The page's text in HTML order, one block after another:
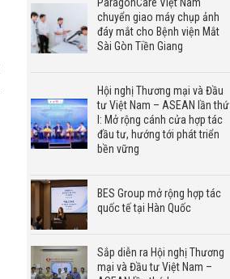
chuyển giao máy chụp ảnh
đáy mắt cho Bệnh viện Mắt
Sài Gòn Tiền Giang
Hội nghị Thương mại và Đầu
tư Việt Nam – ASEAN lần thứ
I: Mở rộng cánh cửa hợp tác
đầu tư, hướng tới phát triển
bền vững
BES Group mở rộng hợp tác
quốc tế tại Hàn Quốc
Sắp diễn ra Hội nghị Thương
mại và Đầu tư Việt Nam –